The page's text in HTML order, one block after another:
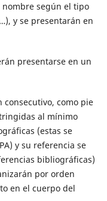
según el tipo
y se presentarán en
presentarse en un
consecutivo, como pie
al mínimo
(estas se
y su referencia se
bibliográficas)
por orden
en el cuerpo del